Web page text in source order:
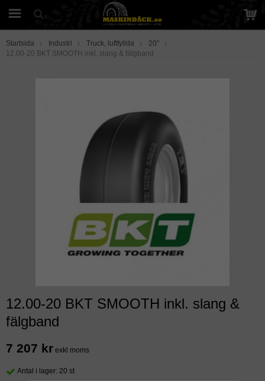
Startsida Industri Truck, luftfyllda
20"
12.00-20 BKT SMOOTH inkl. slang & fälgband
12.00-20 BKT SMOOTH inkl. slang &
fälgband
7 207 kr exkl moms
Antal i lager: 20 st